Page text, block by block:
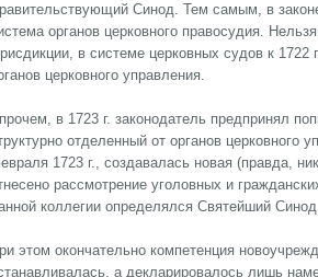
Синод. Тем самым, в
органов церковного правосудия.
в системе церковных судов к 1722
церковного управления.
в 1723 г. законодатель предпринял
отделенный от органов церковного
1723 г., создавалась новая (правда,
рассмотрение уголовных и
коллегии определялся Святейший
этом окончательно компетенция
а декларировалось лишь